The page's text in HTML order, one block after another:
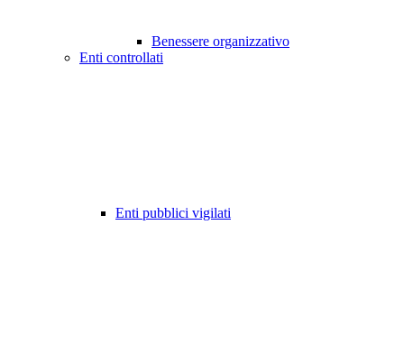
Benessere organizzativo
Enti controllati
Enti pubblici vigilati